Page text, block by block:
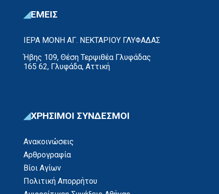
ΕΜΕΙΣ
ΙΕΡΑ ΜΟΝΗ ΑΓ. ΝΕΚΤΑΡΙΟΥ ΓΛΥΦΑΔΑΣ
Ήβης 109, Θέση Τερψιθέα Γλυφάδας
165 62, Γλυφάδα, Αττική
ΧΡΗΣΙΜΟΙ ΣΥΝΔΕΣΜΟΙ
Ανακοινώσεις
Αρθρογραφία
Βίοι Αγίων
Πολιτική Απορρήτου